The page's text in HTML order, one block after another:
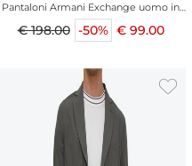
Pantaloni Armani Exchange uomo in
tessuto blu
€ 198.00 -50% € 99.00